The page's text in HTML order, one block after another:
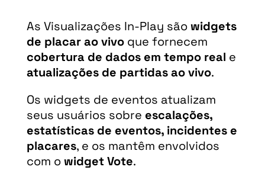
As Visualizações In-Play sãowidgets
de placar ao vivoque fornecem
cobertura de dados em tempo real e
atualizações de partidas ao vivo.
Os widgets de eventos atualizam
seus usuários sobre escalações,
estatísticas de eventos, incidentes e
placares, e os mantêm envolvidos
com owidget Vote.